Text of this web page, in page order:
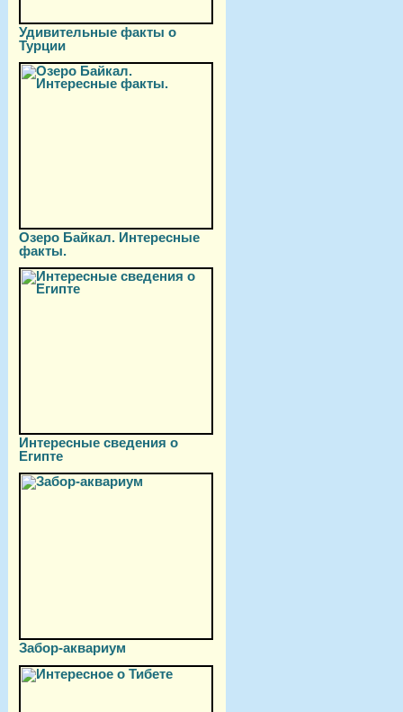
Удивительные факты о
Турции
Озеро Байкал. Интересные
факты.
Интересные сведения о
Египте
Забор-аквариум